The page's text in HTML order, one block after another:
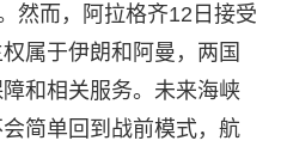
然而，阿拉格齐12日接受
属于伊朗和阿曼，两国
和相关服务。未来海峡
简单回到战前模式，航